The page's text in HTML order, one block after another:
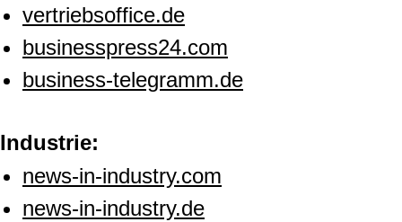
vertriebsoffice.de
businesspress24.com
business-telegramm.de
Industrie:
news-in-industry.com
news-in-industry.de